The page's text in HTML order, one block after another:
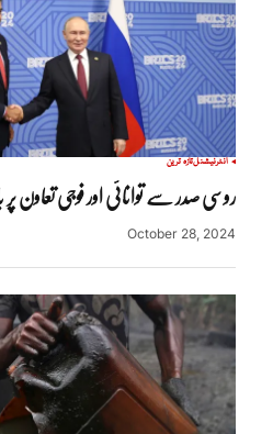
انٹرنیشنلتازہ ترین
روسی صدر سے توانائی اور فوجی تعاون
October 28, 2024